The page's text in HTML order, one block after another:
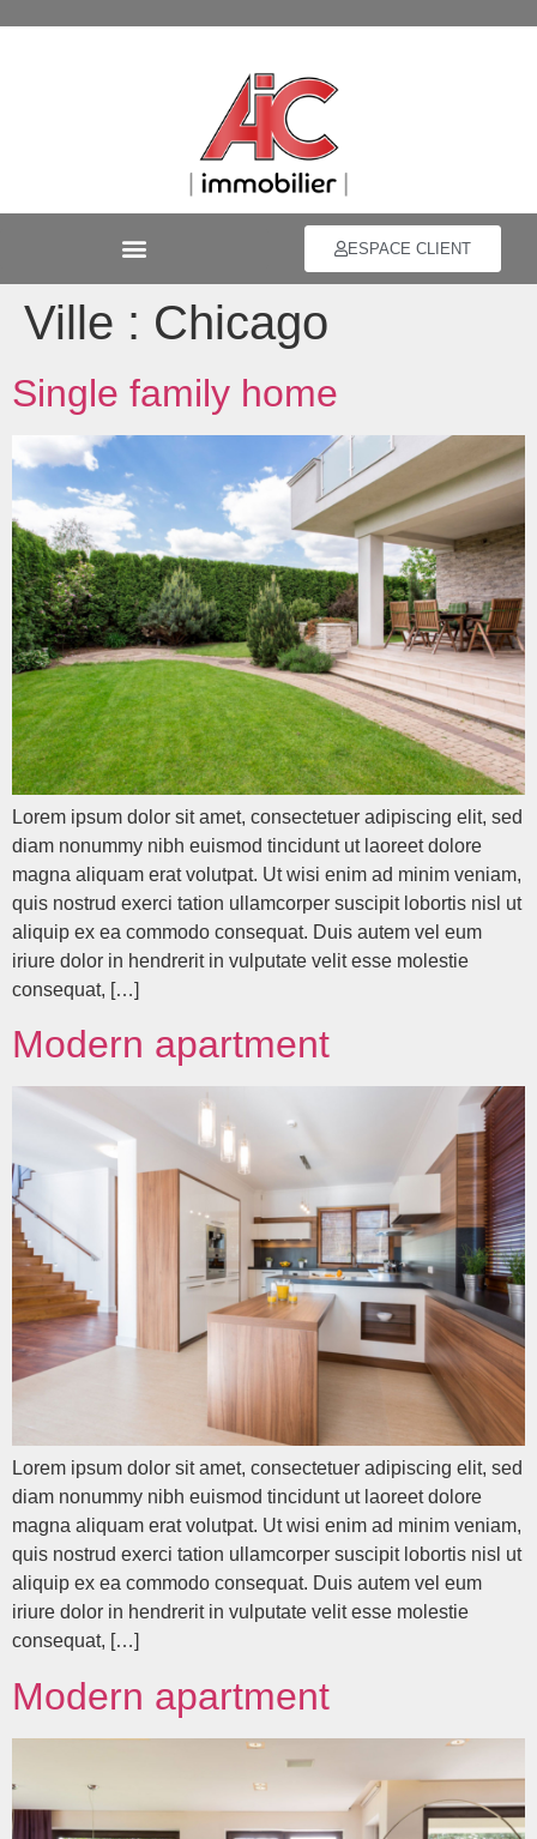
ESPACE CLIENT
Ville : Chicago
Single family home
Lorem ipsum dolor sit amet, consectetuer adipiscing elit, sed
diam nonummy nibh euismod tincidunt ut laoreet dolore
magna aliquam erat volutpat. Ut wisi enim ad minim veniam,
quis nostrud exerci tation ullamcorper suscipit lobortis nisl ut
aliquip ex ea commodo consequat. Duis autem vel eum
iriure dolor in hendrerit in vulputate velit esse molestie
consequat, […]
Modern apartment
Lorem ipsum dolor sit amet, consectetuer adipiscing elit, sed
diam nonummy nibh euismod tincidunt ut laoreet dolore
magna aliquam erat volutpat. Ut wisi enim ad minim veniam,
quis nostrud exerci tation ullamcorper suscipit lobortis nisl ut
aliquip ex ea commodo consequat. Duis autem vel eum
iriure dolor in hendrerit in vulputate velit esse molestie
consequat, […]
Modern apartment